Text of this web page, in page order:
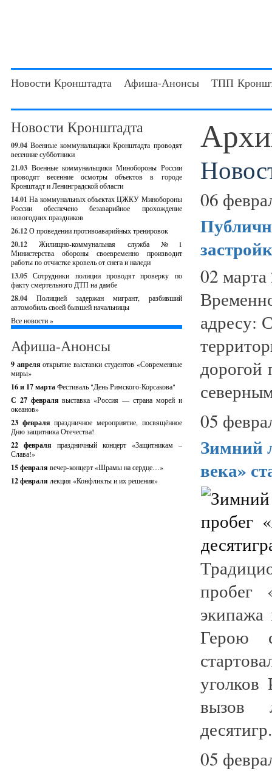
Новости Кронштадта Афиша-Анонсы ТПП
Новости Кронштадта
09.04 Военные коммунальщики Кронштадта проводят
весенние субботники
21.03 Военные коммунальщики Минобороны России
проводят весенние осмотры объектов в городе
Кронштадт и Ленинградской области
14.01 На коммунальных объектах ЦЖКУ Минобороны
России обеспечено безаварийное прохождение
новогодних праздников
26.12О проведении противоаварийных тренировок
20.12
Жилищно-коммунальная служба №1
Министерства обороны своевременно производит
работы по отчистке кровель от снега и наледи
13.05 Сотрудники полиции проводят проверку по
факту смертельного ДТП на дамбе
28.04
Полицией задержан мигрант, разбивший
автомобиль своей бывшей начальницы
Все новости »
Афиша-Анонсы
9 апреляоткрытие выставки студентов «Современные
миры»
16 и 17 мартаФестиваль "День Римского-Корсакова"
С 27 февралявыставка «Россия — страна морей и
океанов»
23 февраляпраздничное мероприятие, посвящённое
Дню защитника Отечества!
22 февраля праздничный концерт «Защитникам –
Слава!»
15 февраля вечер-концерт «Шрамы на сердце…»
12 февраля лекция «Конфликты и их решения»
06
02
адресу:
дорогой
05
Зимний
века»
пробег
Герою
уголков
вызов
05